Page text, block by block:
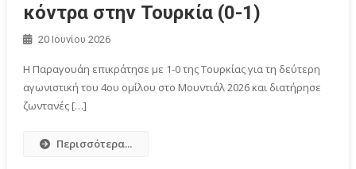
κόντρα στην Τουρκία (0-1)
20 Ιουνίου 2026
Η Παραγουάη επικράτησε με 1-0 της Τουρκίας για τη δεύτερη
αγωνιστική του 4ου ομίλου στο Μουντιάλ 2026 και διατήρησε
ζωντανές […]
Περισσότερα...